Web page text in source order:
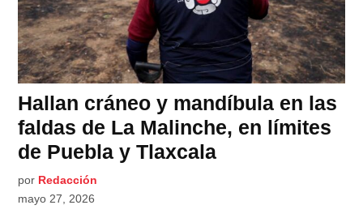
Hallan cráneo y mandíbula en las
faldas de La Malinche, en límites
de Puebla y Tlaxcala
por Redacción
mayo 27, 2026